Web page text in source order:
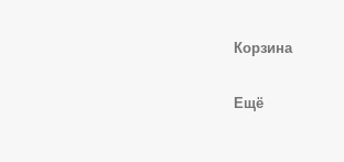
Корзина
Ещё